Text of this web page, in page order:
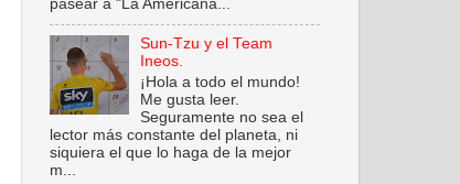
pasear a "La Americana...
Sun-Tzu y el Team
Ineos.
¡Hola a todo el mundo!
Me gusta leer.
Seguramente no sea el
lector más constante del planeta, ni
siquiera el que lo haga de la mejor
m...